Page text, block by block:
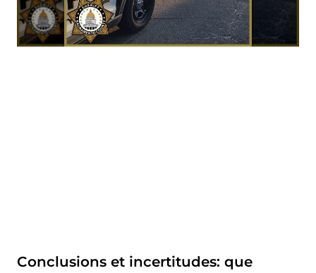
Conclusions et incertitudes: que